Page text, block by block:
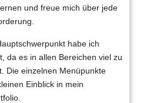
und freue mich über jede
habe ich
da es in allen Bereichen viel zu
Die einzelnen Menüpunkte
Einblick in mein